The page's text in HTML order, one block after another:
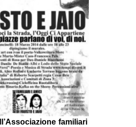
MOBILITAZIONI
SPAZI
POPOLARE
MOVIMENTI
AMBIENTE
ANTIFASCISMO
familiari